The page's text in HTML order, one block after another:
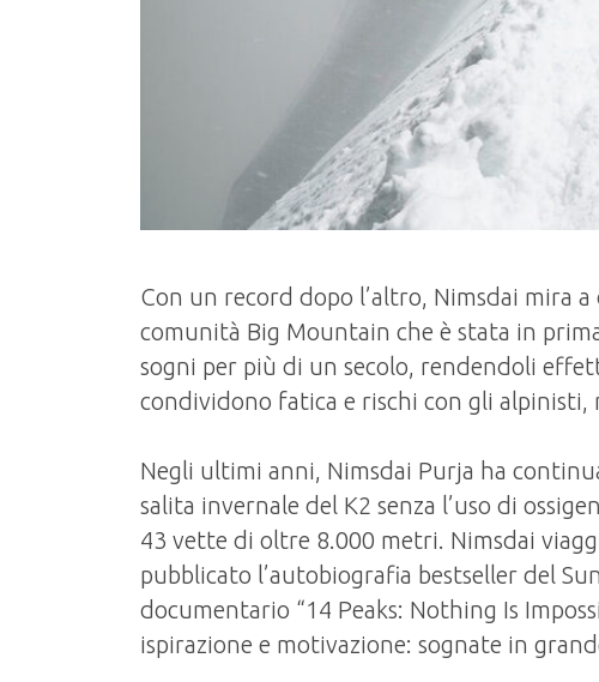
Con un record dopo l’altro, Nimsdai mira
comunità Big Mountain che è stata in
sogni per più di un secolo, rendendoli
condividono fatica e rischi con gli alpinisti,
Negli ultimi anni, Nimsdai Purja ha
salita invernale del K2 senza l’uso di
43 vette di oltre 8.000 metri. Nimsdai
pubblicato l’autobiografia bestseller del
documentario “14 Peaks: Nothing Is
ispirazione e motivazione: sognate in